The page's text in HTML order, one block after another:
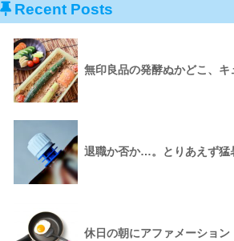
Recent Posts
無印良品の発酵ぬかどこ、
退職か否か…。とりあえず猛
休日の朝にアファメーション